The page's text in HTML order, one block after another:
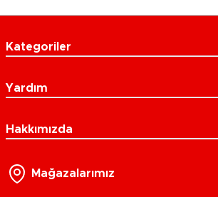
Kategoriler
Yardım
Hakkımızda
Mağazalarımız